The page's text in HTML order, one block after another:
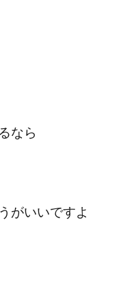
なら
がいいですよ